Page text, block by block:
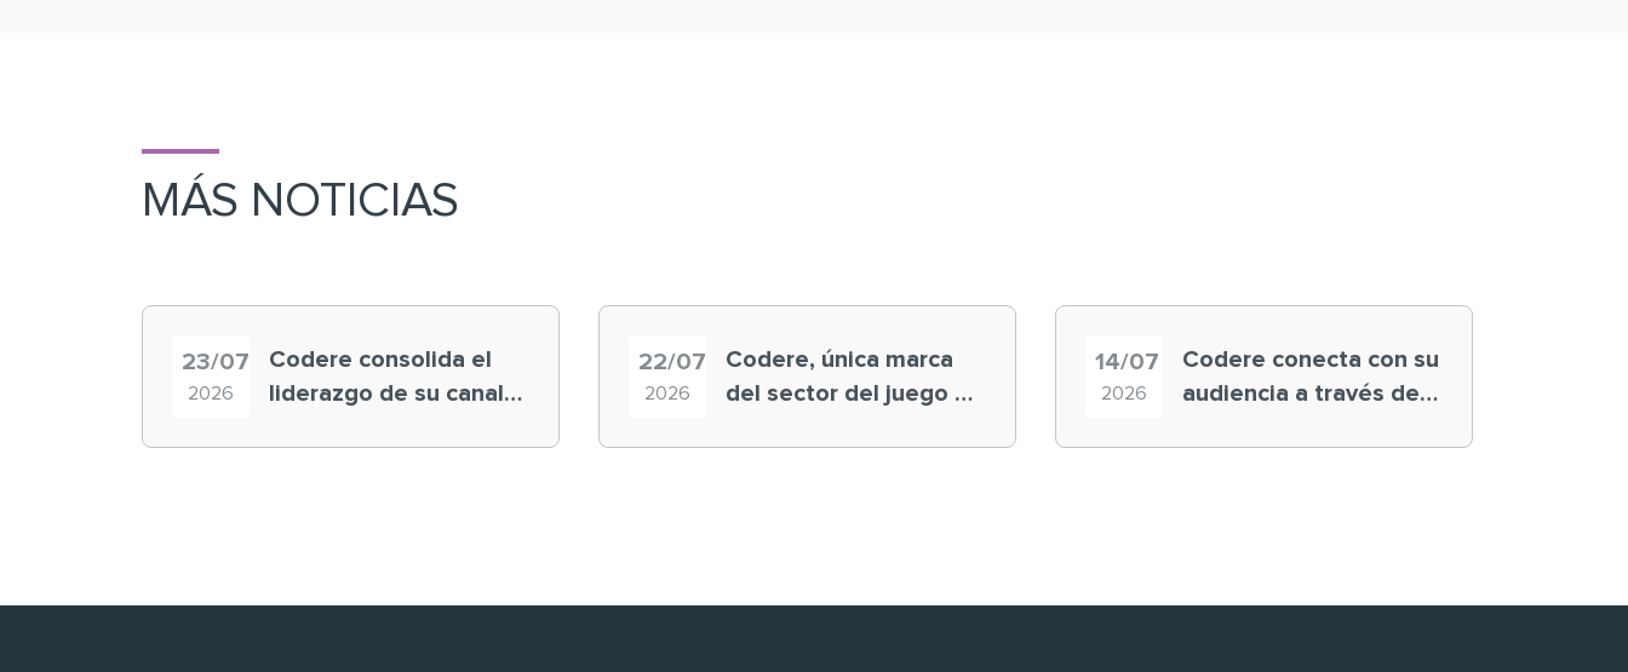
MÁS NOTICIAS
23/07
2026
Codere consolida el
liderazgo de su canal
22/07
2026
Codere, única marca
del sector del juego en
14/07
2026
Codere conecta con su
audiencia a través de